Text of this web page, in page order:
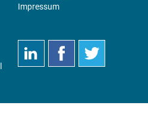
Impressum